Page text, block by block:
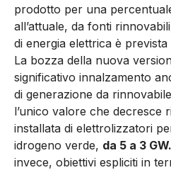
prodotto per una
all’attuale, da fonti
di energia elettrica è prevista
La bozza della nuova
significativo innalzamento
di generazione da rinnovabile
l’unico valore che decresce
installata di elettrolizzatori
idrogeno verde, da 5 a 3 GW.
invece, obiettivi espliciti in